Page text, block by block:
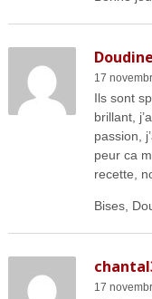
Doudine
17
Ils sont
brillant,
passion,
peur ca
recette,
Bises,
17